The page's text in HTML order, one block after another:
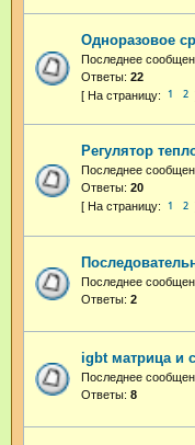
Одноразовое
Последнее
Ответы: 22
1 2
Регулятор
Последнее
Ответы: 20
1 2
Последнее
Ответы: 2
igbt матрица и
Последнее
Ответы: 8